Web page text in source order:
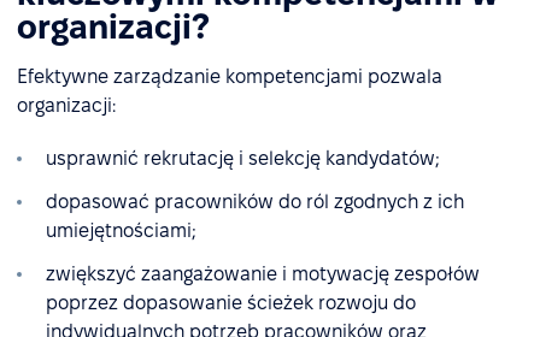
organizacji?
Efektywne zarządzanie kompetencjami pozwala
organizacji:
usprawnić rekrutację i selekcję kandydatów;
dopasować pracowników do ról zgodnych z ich
umiejętnościami;
zwiększyć zaangażowanie i motywację zespołów
poprzez dopasowanie ścieżek rozwoju do
indywidualnych potrzeb pracowników oraz